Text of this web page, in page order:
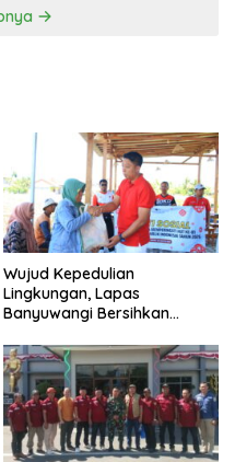
Wujud Kepedulian
Lingkungan, Lapas
Banyuwangi Bersihkan
RI ke-81